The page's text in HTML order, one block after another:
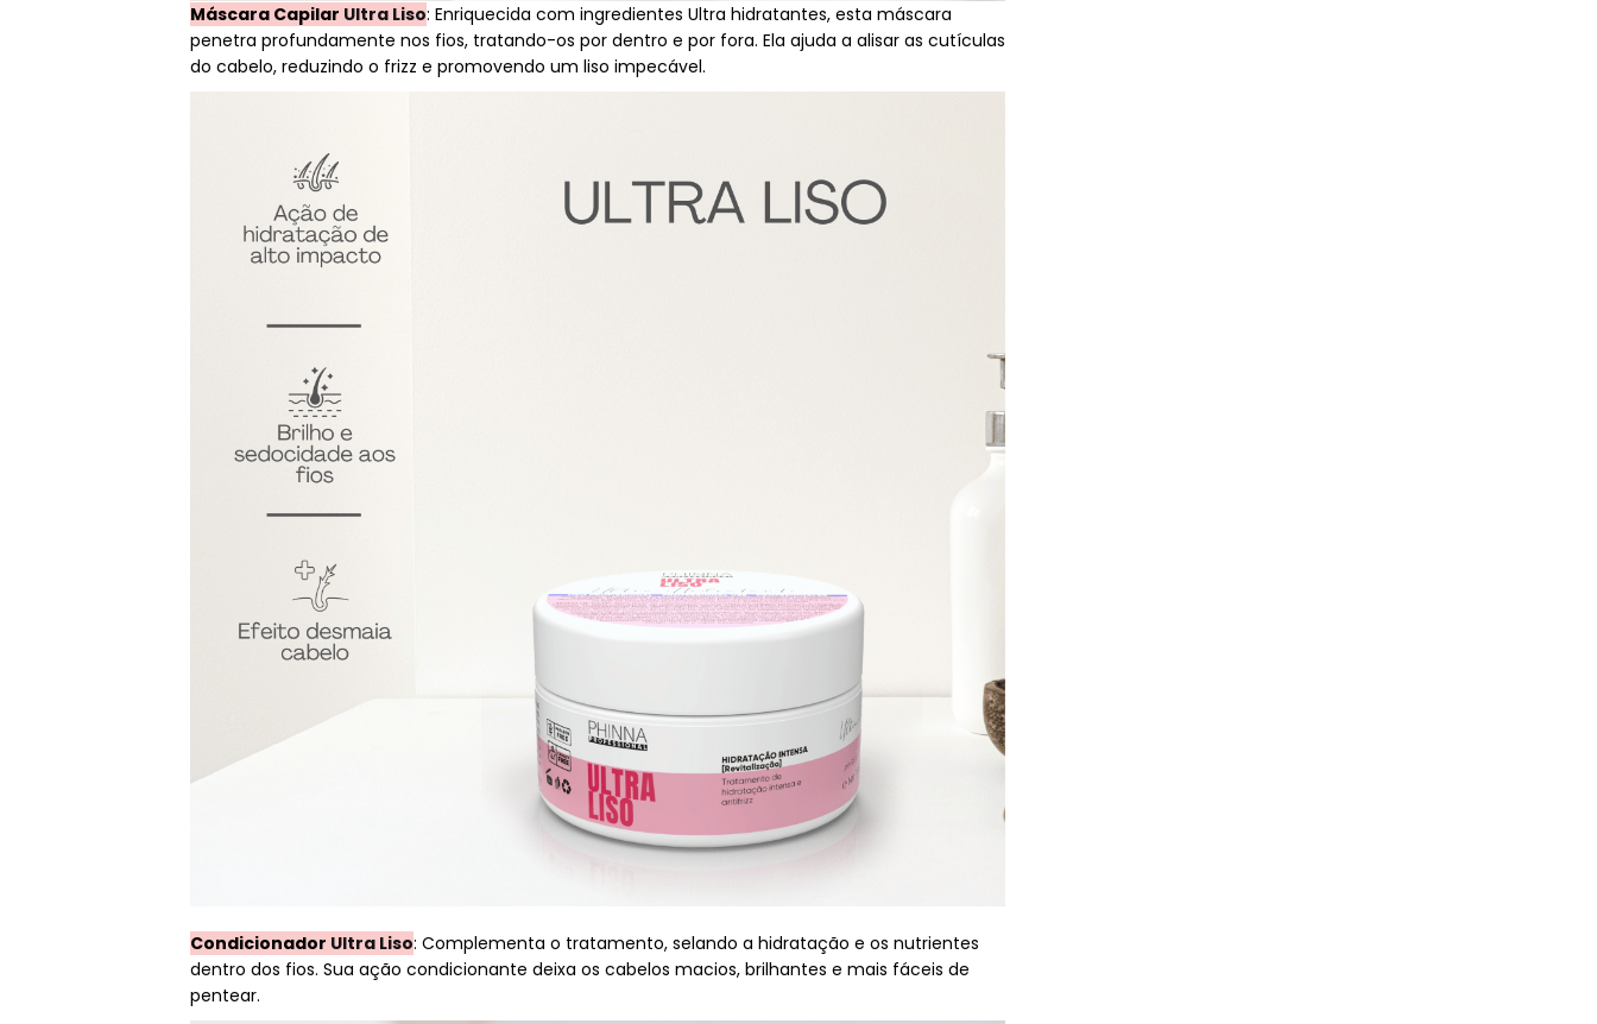
Máscara Capilar Ultra Liso: Enriquecida com ingredientes Ultra hidratantes, esta máscara
penetra profundamente nos fios, tratando-os por dentro e por fora. Ela ajuda a alisar as cutículas
do cabelo, reduzindo o frizz e promovendo um liso impecável.
Condicionador Ultra Liso: Complementa o tratamento, selando a hidratação e os nutrientes
dentro dos fios. Sua ação condicionante deixa os cabelos macios, brilhantes e mais fáceis de
pentear.